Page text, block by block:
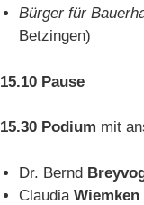
Bürger für
Betzingen)
15.10 Pause
15.30 Podium mit
Dr. Bernd
ClaudiaWiemken